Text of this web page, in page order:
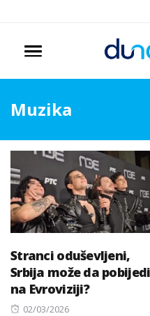
Muzika
Stranci oduševljeni,
Srbija može da pobijedi
na Evroviziji?
Posted
02/03/2026